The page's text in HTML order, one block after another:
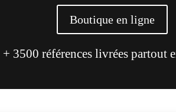
Boutique en ligne
+ 3500 références livrées partout